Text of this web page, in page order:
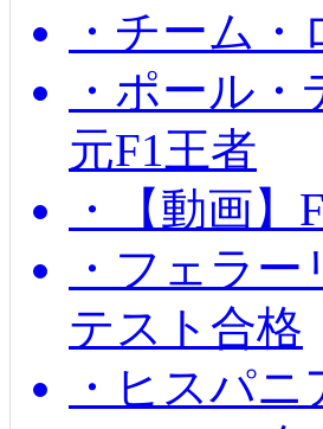
・チーム
・ポール
元F1王者
・【動画
・フェラ
テスト合格
・ヒスパ